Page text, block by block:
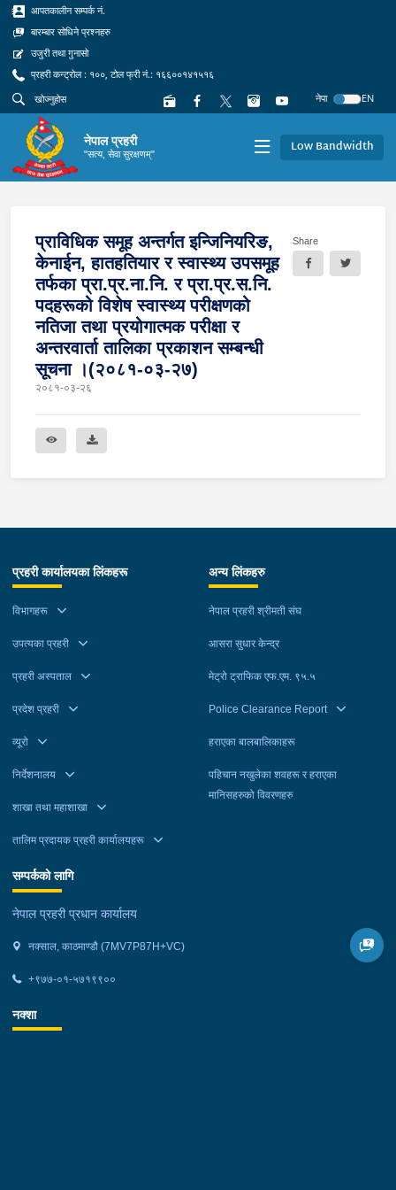
आपतकालीन सम्पर्क नं.
बारम्बार सोधिने प्रश्नहरु
उजुरी तथा गुनासो
प्रहरी कन्ट्रोल : १००, टोल फ्री नं.: १६६००१४१५१६
नेपा
EN
नेपाल प्रहरी
"सत्य, सेवा सुरक्षणम्" Low Bandwidth
प्राविधिक समूह अन्तर्गत इन्जिनियरिङ,
केनाईन, हातहतियार र स्वास्थ्य उपसमूह
तर्फका प्रा.प्र.ना.नि. र प्रा.प्र.स.नि.
पदहरूको विशेष स्वास्थ्य परीक्षणको
नतिजा तथा प्रयोगात्मक परीक्षा र
अन्तरवार्ता तालिका प्रकाशन सम्बन्धी
सूचना ।(२०८१-०३-२७)
२०८१-०३-२६
Share
प्रहरी कार्यालयका लिंकहरू
विभागहरू
उपत्यका प्रहरी
प्रहरी अस्पताल
प्रदेश प्रहरी
व्यूरो
निर्देशनालय
शाखा तथा महाशाखा
तालिम प्रदायक प्रहरी कार्यालयहरू
अन्य लिंकहरु
नेपाल प्रहरी श्रीमती संघ
आसरा सुधार केन्द्र
मेट्रो ट्राफिक एफ.एम. ९५.५
Police Clearance Report
हराएका बालबालिकाहरू
पहिचान नखुलेका शवहरू र हराएका
मानिसहरुको विवरणहरु
सम्पर्कको लागि
नेपाल प्रहरी प्रधान कार्यालय
नक्साल, काठमाण्डौ (7MV7P87H+VC)
+९७७-०१-५७१९९००
नक्शा